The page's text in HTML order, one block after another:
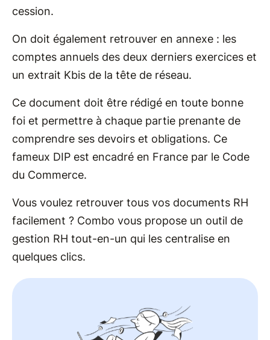
cession.
On doit également retrouver en annexe : les
comptes annuels des deux derniers exercices et
un extrait Kbis de la tête de réseau.
Ce document doit être rédigé en toute bonne
foi et permettre à chaque partie prenante de
comprendre ses devoirs et obligations. Ce
fameux DIP est encadré en France par le Code
du Commerce.
Vous voulez retrouver tous vos documents RH
facilement ? Combo vous propose un outil de
gestion RH tout-en-un qui les centralise en
quelques clics.